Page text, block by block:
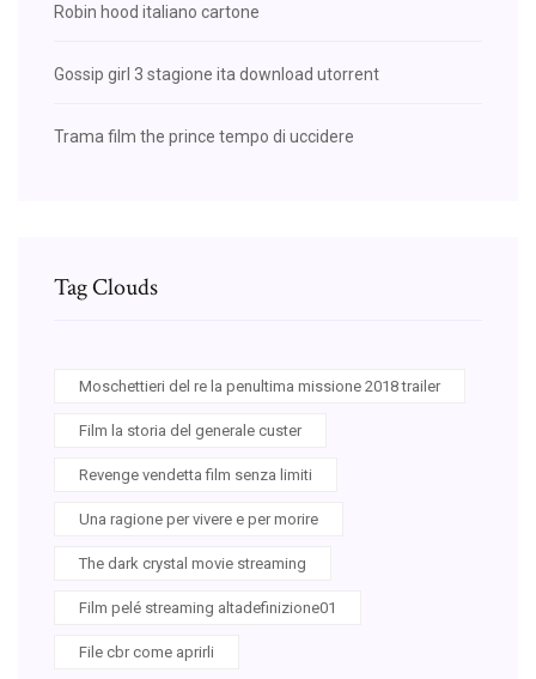
Robin hood italiano cartone
Gossip girl 3 stagione ita download utorrent
Trama film the prince tempo di uccidere
Tag Clouds
Moschettieri del re la penultima missione 2018 trailer
Film la storia del generale custer
Revenge vendetta film senza limiti
Una ragione per vivere e per morire
The dark crystal movie streaming
Film pelé streaming altadefinizione01
File cbr come aprirli